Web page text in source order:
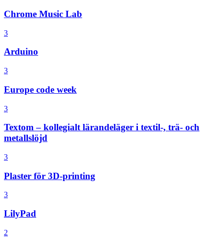
Chrome Music Lab
3
Arduino
3
Europe code week
3
Textom – kollegialt lärandeläger i textil-, trä- och
metallslöjd
3
Plaster för 3D-printing
3
LilyPad
2